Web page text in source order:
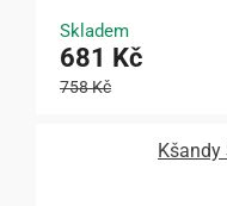
Skladem
681 Kč
758 Kč
Kšandy